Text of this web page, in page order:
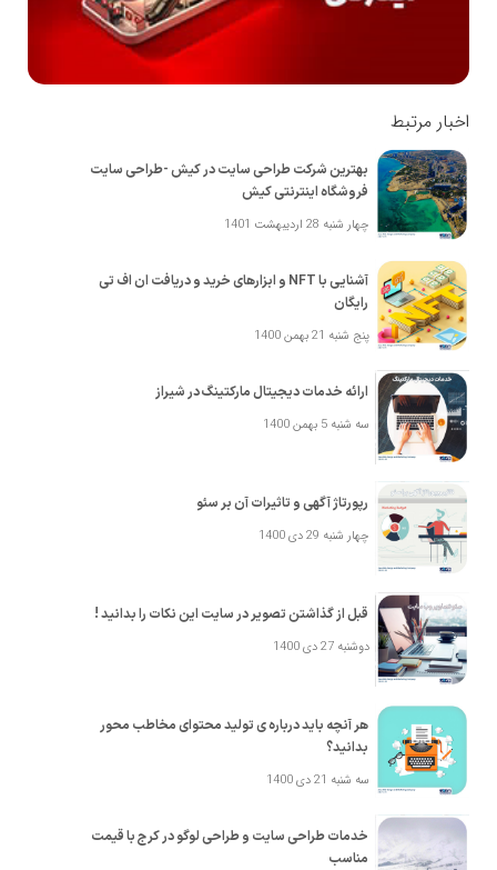
اخبار مرتبط
بهترین شرکت طراحی سایت در کیش -طراحی سایت
فروشگاه اینترنتی کیش
چهار شنبه 28 اردیبهشت 1401
آشنایی با NFT و ابزارهای خرید و دریافت ان اف تی
رایگان
پنج شنبه 21 بهمن 1400
ارائه خدمات دیجیتال مارکتینگ در شیراز
سه شنبه 5 بهمن 1400
رپورتاژ آگهی و تاثیرات آن بر سئو
چهار شنبه 29 دی 1400
قبل از گذاشتن تصویر در سایت این نکات را بدانید !
دوشنبه 27 دی 1400
هر آنچه باید درباره ی تولید محتوای مخاطب محور
بدانید؟
سه شنبه 21 دی 1400
خدمات طراحی سایت و طراحی لوگو در کرج با قیمت
مناسب